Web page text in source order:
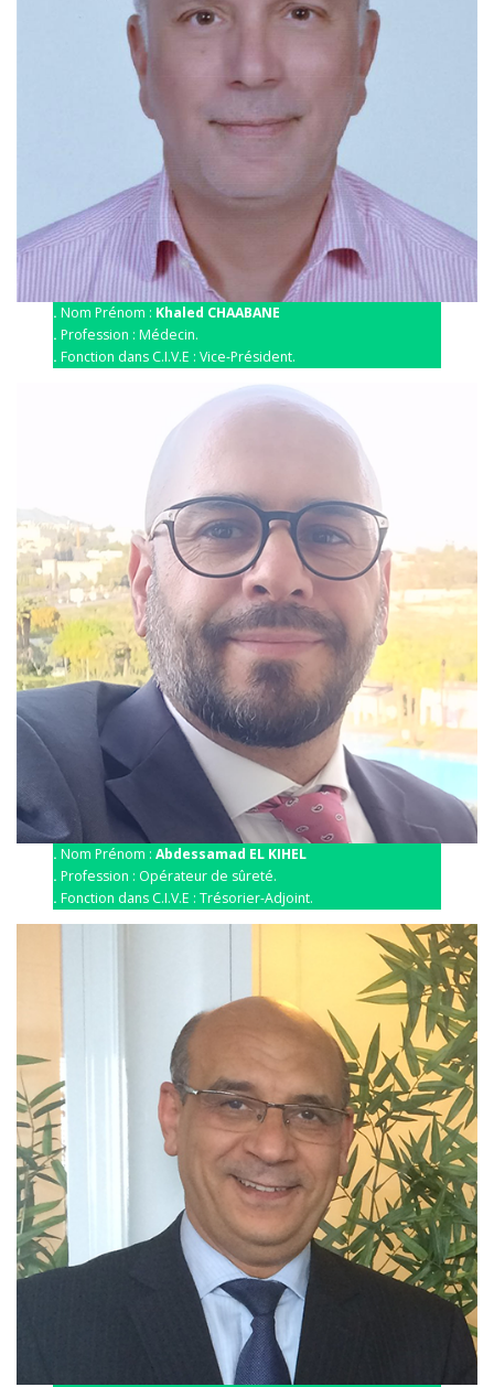
. Nom Prénom : Khaled CHAABANE
. Profession : Médecin.
. Fonction dans C.I.V.E : Vice-Président.
. Nom Prénom :Abdessamad EL KIHEL
. Profession : Opérateur de sûreté.
. Fonction dans C.I.V.E : Trésorier-Adjoint.